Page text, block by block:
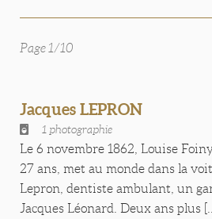
Page 1/10
Jacques LEPRON
1 photographie
Le 6 novembre 1862, Louise
27 ans, met au monde dans la
Lepron, dentiste ambulant, un
Jacques Léonard. Deux ans plus